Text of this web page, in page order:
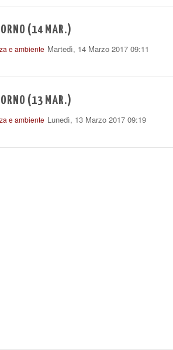
(14 MAR.)
e ambiente Martedì, 14 Marzo 2017 09:11
(13 MAR.)
e ambiente Lunedì, 13 Marzo 2017 09:19